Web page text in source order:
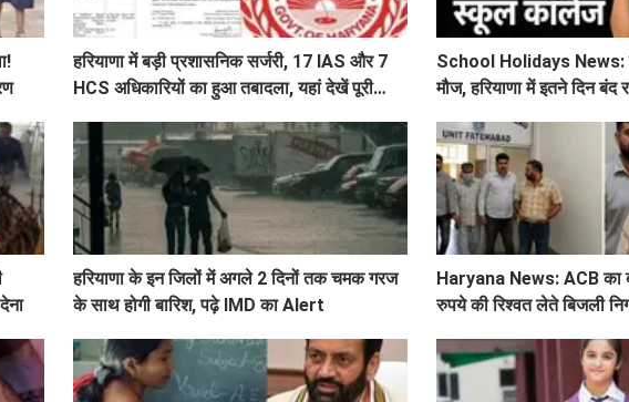
हरियाणा में बड़ी प्रशासनिक सर्जरी, 17 IAS और 7
HCS अधिकारियों का हुआ तबादला, यहां देखें पूरी
School Holidays News:
मौज, हरियाणा में इतने दिन
हरियाणा के इन जिलों में अगले 2 दिनों तक चमक गरज
के साथ होगी बारिश, पढ़े IMD का Alert
Haryana News: ACB का
रुपये की रिश्वत लेते बिजली